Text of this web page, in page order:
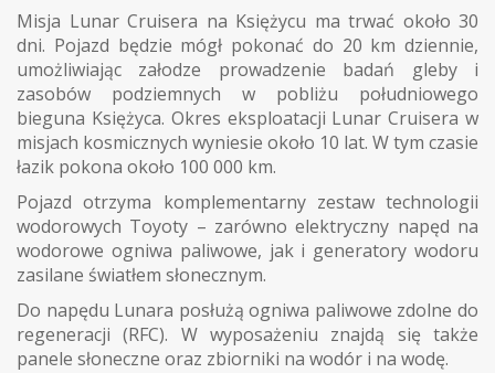
Misja Lunar Cruisera na Księżycu ma trwać około 30
dni. Pojazd będzie mógł pokonać do 20 km dziennie,
umożliwiając załodze prowadzenie badań gleby i
zasobów podziemnych w pobliżu południowego
bieguna Księżyca. Okres eksploatacji Lunar Cruisera w
misjach kosmicznych wyniesie około 10 lat. W tym czasie
łazik pokona około 100 000 km.
Pojazd otrzyma komplementarny zestaw technologii
wodorowych Toyoty – zarówno elektryczny napęd na
wodorowe ogniwa paliwowe, jak i generatory wodoru
zasilane światłem słonecznym.
Do napędu Lunara posłużą ogniwa paliwowe zdolne do
regeneracji (RFC). W wyposażeniu znajdą się także
panele słoneczne oraz zbiorniki na wodór i na wodę.